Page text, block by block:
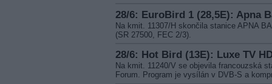
28/6: EuroBird 1 (28,5E): Apna
Na kmit. 11307/H skončila stanice APNA
(SR 27500, FEC 2/3).
28/6: Hot Bird (13E): Luxe TV
Na kmit. 11240/V se objevila francouzská
Forum. Program je vysílán v DVB-S a